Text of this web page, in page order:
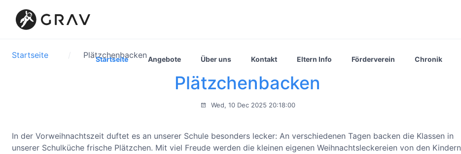
Startseite Angebote Über uns Kontakt Eltern Info Förderverein Chronik
Startseite Plätzchenbacken
Plätzchenbacken
Wed, 10 Dec 2025 20:18:00
In der Vorweihnachtszeit duftet es an unserer Schule besonders lecker: An verschiedenen Tagen backen die Klassen in
unserer Schulküche frische Plätzchen. Mit viel Freude werden die kleinen eigenen Weihnachtsleckereien von den Kindern